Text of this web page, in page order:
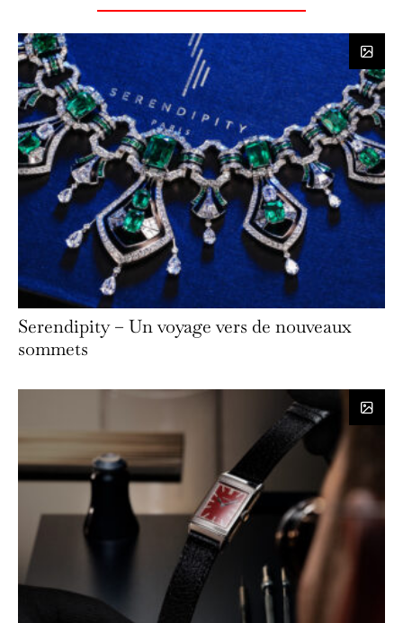
Serendipity – Un voyage vers de nouveaux
sommets